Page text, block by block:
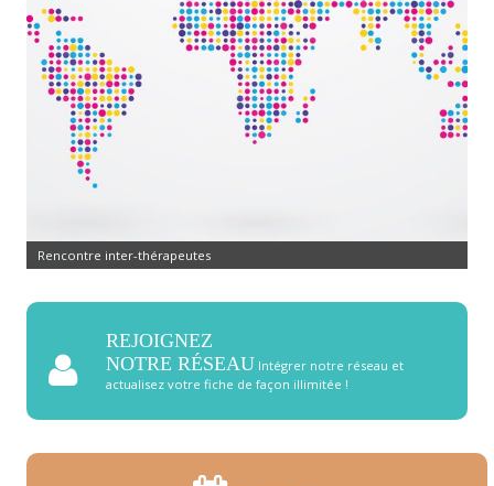
Commandez pierres et cristaux
REJOIGNEZ
NOTRE RÉSEAU Intégrer notre réseau et
actualisez votre fiche de façon illimitée !